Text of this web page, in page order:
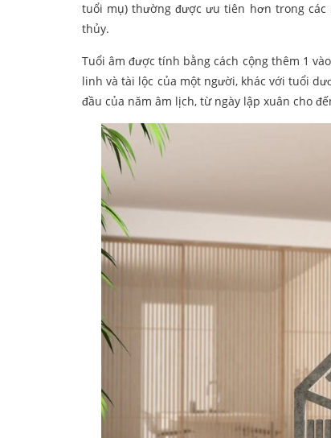
tuổi mụ) thường được ưu tiên hơn trong
thủy.
Tuổi âm được tính bằng cách cộng thêm 1
linh và tài lộc của một người, khác với tuổi
đầu của năm âm lịch, từ ngày lập xuân cho